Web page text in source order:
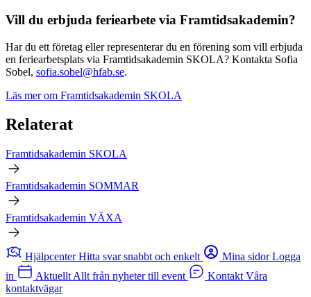
Vill du erbjuda feriearbete via Framtidsakademin?
Har du ett företag eller representerar du en förening som vill erbjuda
en feriearbetsplats via Framtidsakademin SKOLA? Kontakta Sofia
Sobel, sofia.sobel@hfab.se.
Läs mer om Framtidsakademin SKOLA
Relaterat
Framtidsakademin SKOLA
Framtidsakademin SOMMAR
Framtidsakademin VÄXA
Hjälpcenter Hitta svar snabbt och enkelt Mina sidor Logga
in
Aktuellt Allt från nyheter till event Kontakt Våra
kontaktvägar